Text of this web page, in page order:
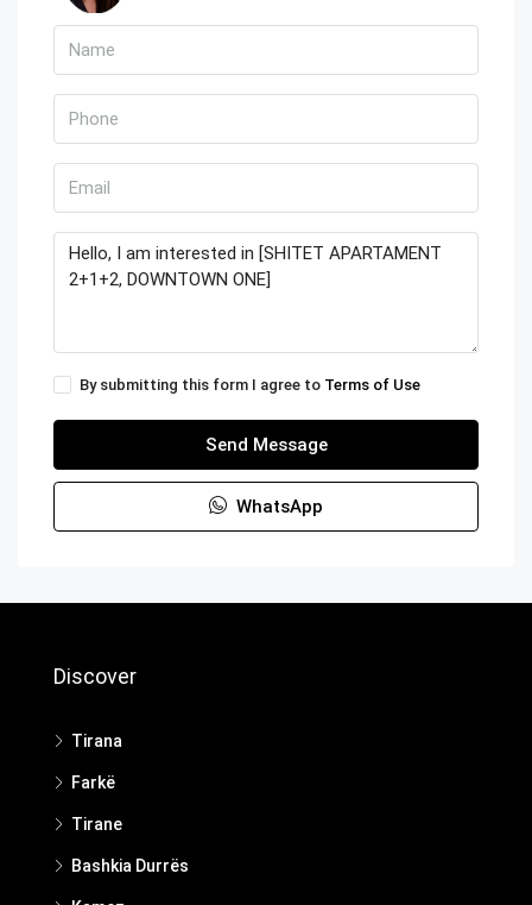
By submitting this form I agree to Terms of Use
Send Message
WhatsApp
Discover
Tirana
Farkë
Tirane
Bashkia Durrës